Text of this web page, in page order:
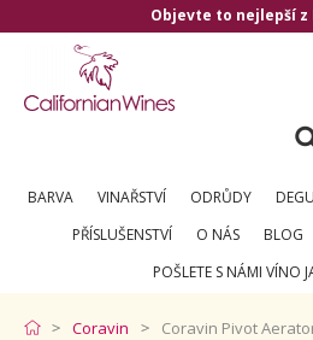
Objevte to nejlepší z Kalifornie
BARVA VINAŘSTVÍ ODRŮDY
PŘÍSLUŠENSTVÍ
O NÁS BLOG
POŠLETE S NÁMI VÍNO
Coravin Coravin Pivot